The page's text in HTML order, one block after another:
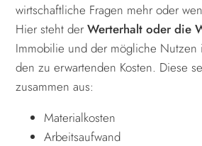
wirtschaftliche Fragen mehr oder
Hier steht derWerterhalt oder die
Immobilie und der mögliche Nutzen
den zu erwartenden Kosten. Diese
zusammen aus:
Materialkosten
Arbeitsaufwand